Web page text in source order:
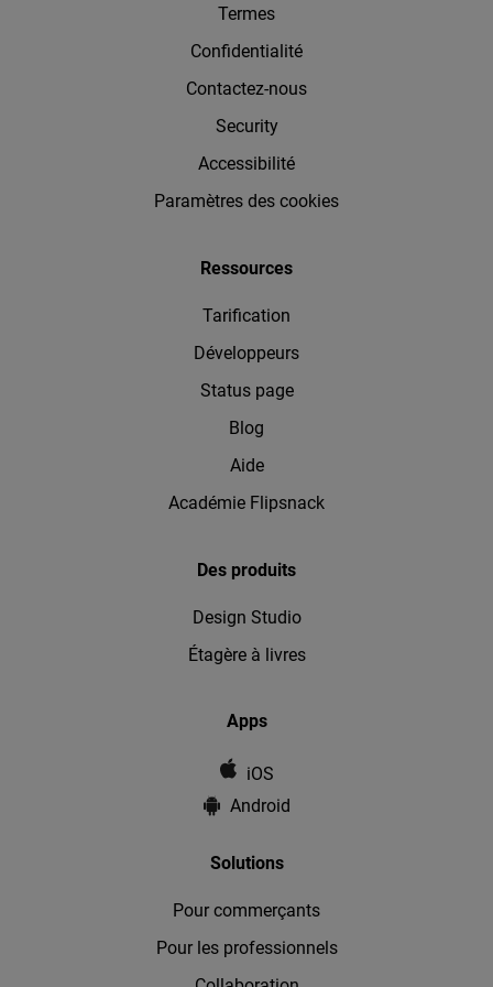
Termes
Confidentialité
Contactez-nous
Security
Accessibilité
Paramètres des cookies
Ressources
Tarification
Développeurs
Status page
Blog
Aide
Académie Flipsnack
Des produits
Design Studio
Étagère à livres
Apps
iOS
Android
Solutions
Pour commerçants
Pour les professionnels